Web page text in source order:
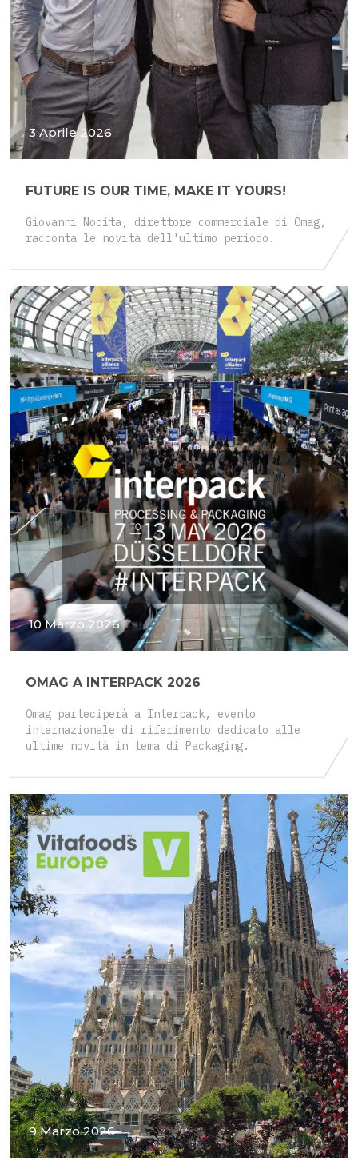
3 Aprile 2026
FUTURE IS OUR TIME, MAKE IT YOURS!
Giovanni Nocita, direttore commerciale di Omag,
racconta le novità dell'ultimo periodo.
10 Marzo 2026
OMAG A INTERPACK 2026
Omag parteciperà a Interpack, evento
internazionale di riferimento dedicato alle
ultime novità in tema di Packaging.
9 Marzo 2026